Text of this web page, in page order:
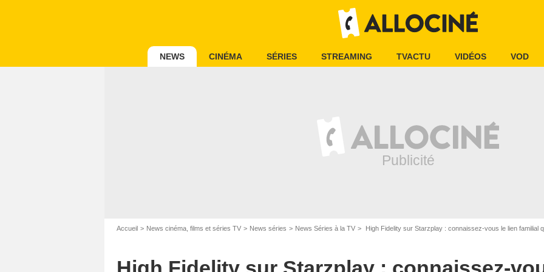
NEWS CINÉMA SÉRIES STREAMING TVACTU VIDÉOS VOD
Accueil News cinéma, films et séries TV News séries News Séries à la TV High Fidelity sur Starzplay : connaissez-vous le lien familial